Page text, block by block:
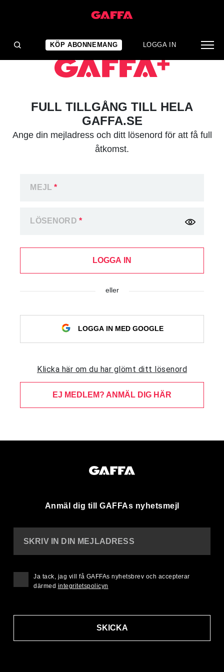
KÖP ABONNEMANG LOGGA IN
FULL TILLGÅNG TILL HELA
GAFFA.SE
Ange din mejladress och ditt lösenord för att få full
åtkomst.
MEJL*
LÖSENORD *
LOGGA IN
eller
LOGGA IN MED GOOGLE
Klicka här om du har glömt ditt lösenord
EJ MEDLEM? ANMÄL DIG HÄR
Anmäl dig till GAFFAs nyhetsmejl
SKRIV IN DIN MEJLADRESS
SKICKA
Ja tack, jag vill få GAFFAs nyhetsbrev och accepterar
därmed integritetspolicyn